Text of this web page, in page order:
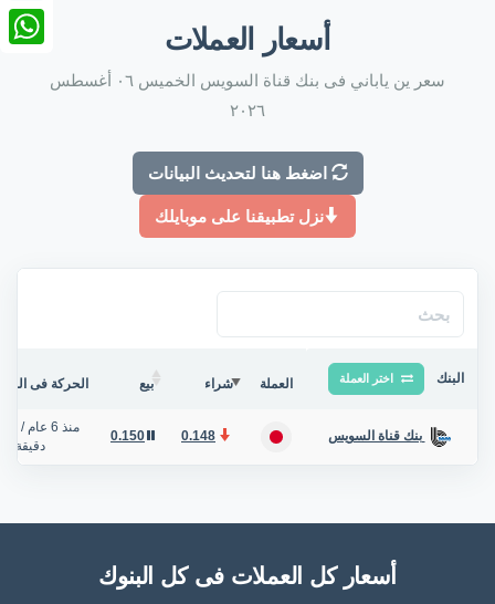
أسعار العملات
سعر ين ياباني فى بنك قناة السويس الخميس ٠٦ أغسطس
٢٠٢٦
اضغط هنا لتحديث البيانات
نزل تطبيقنا على موبايلك
البنك اختر العملة العملة شراء بيع الحركة فى
بنك قناة السويس 0.148
0.150
منذ 6 عام
/
دقيقة
أسعار كل العملات فى كل البنوك